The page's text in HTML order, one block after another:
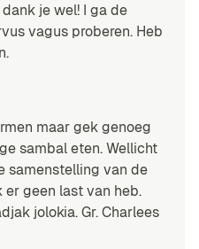
je wel! I ga de
vagus proberen. Heb
maar gek genoeg
sambal eten. Wellicht
samenstelling van de
geen last van heb.
jolokia. Gr. Charlees